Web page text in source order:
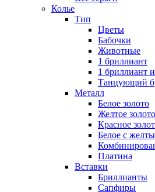
Колье
Тип
Цветы
Бабочки
Животные
1 бриллиант
1 бриллиант
Танцующий
Металл
Белое золото
Желтое золото
Красное
Белое с
Платина
Вставки
Бриллианты
Сапфиры